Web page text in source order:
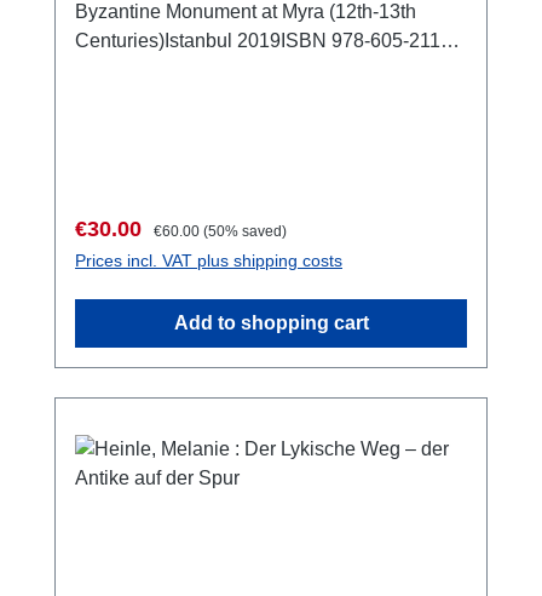
Byzantine Monument at Myra (12th-13th
Centuries)Istanbul 2019ISBN 978-605-2116-
Sale price:
€30.00 Regular price:
€60.00 (50% saved)
Prices incl. VAT plus shipping costs
Add to shopping cart